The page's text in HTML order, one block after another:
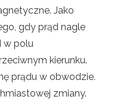
Jako
gdy prąd nagle
w polu
kierunku.
prądu w obwodzie.
zmiany.